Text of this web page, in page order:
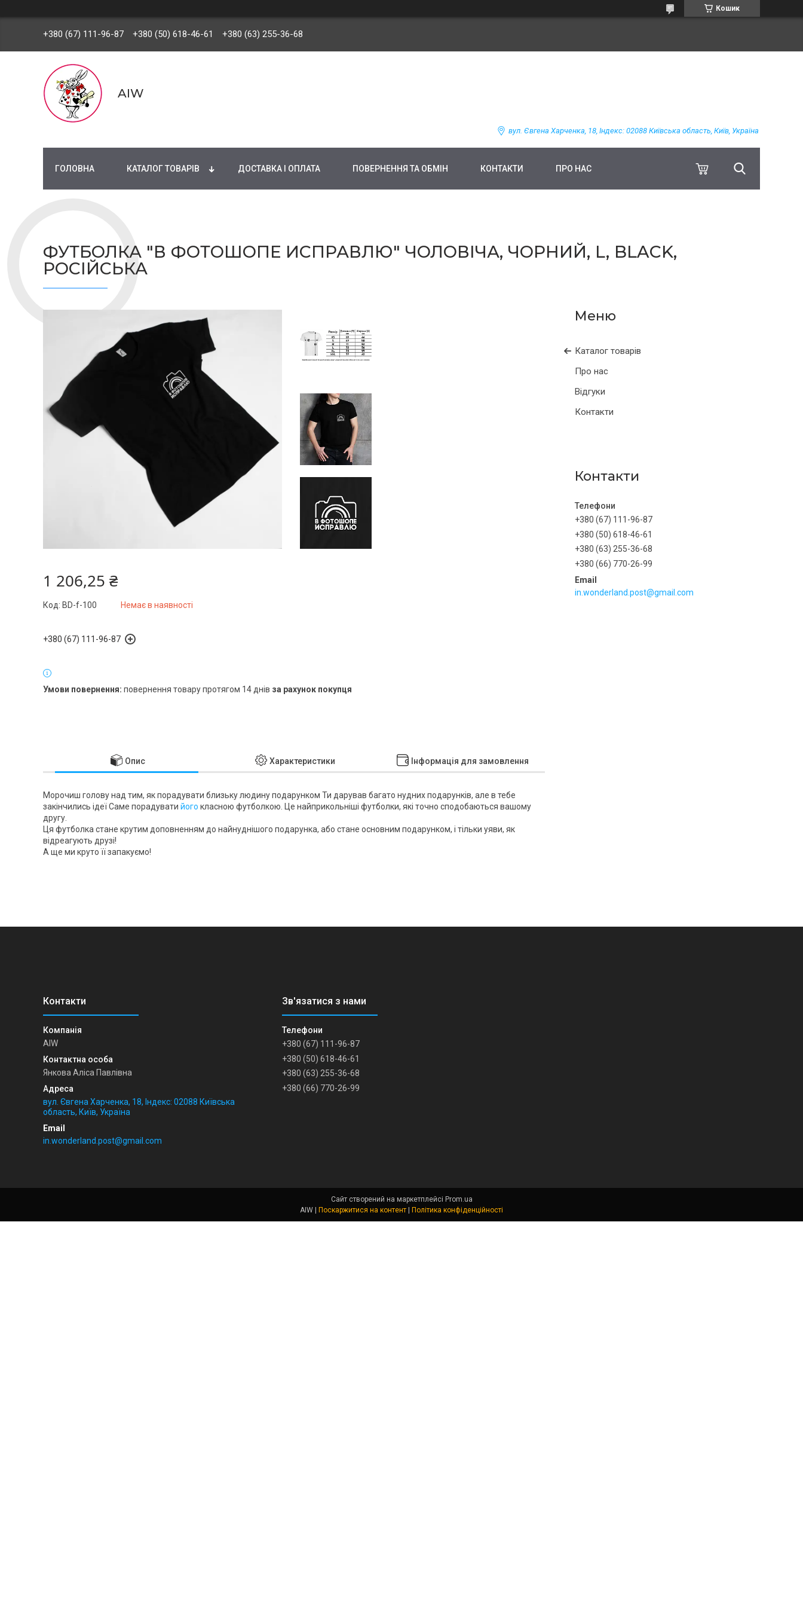
Кошик
+380 (67) 111-96-87 +380 (50) 618-46-61 +380 (63) 255-36-68
AIW
вул. Євгена Харченка, 18, Індекс: 02088 Київська область, Київ, Україна
ГОЛОВНА КАТАЛОГ ТОВАРІВ ДОСТАВКА І ОПЛАТА ПОВЕРНЕННЯ ТА ОБМІН КОНТАКТИ ПРО НАС
ФУТБОЛКА "В ФОТОШОПЕ ИСПРАВЛЮ" ЧОЛОВІЧА, ЧОРНИЙ, L, BLACK,
РОСІЙСЬКА
Каталог товарів
Про нас
Відгуки
Контакти
Контакти
+380 (67) 111-96-87
+380 (50) 618-46-61
+380 (63) 255-36-68
+380 (66) 770-26-99
in.wonderland.post@gmail.com
1 206,25 ₴
Немає в наявності
Код: BD-f-100
+380 (67) 111-96-87
повернення товару протягом 14 днів за рахунок покупця
Опис Характеристики Інформація для замовлення
Морочиш голову над тим, як порадувати близьку людину подарунком Ти дарував багато нудних подарунків, але в тебе
закінчились ідеї Саме порадувати його класною футболкою. Це найприкольніші футболки, які точно сподобаються вашому
другу.
Ця футболка стане крутим доповненням до найнуднішого подарунка, або стане основним подарунком, і тільки уяви, як
відреагують друзі!
А ще ми круто її запакуємо!
AIW
Янкова Аліса Павлівна
вул. Євгена Харченка, 18, Індекс: 02088 Київська
область, Київ, Україна
in.wonderland.post@gmail.com
+380 (67) 111-96-87
+380 (50) 618-46-61
+380 (63) 255-36-68
+380 (66) 770-26-99
Сайт створений на маркетплейсі Prom.ua
Поскаржитися на контент Політика конфіденційності